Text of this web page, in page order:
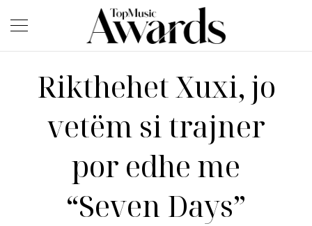
Rikthehet Xuxi, jo
vetëm si trajner
por edhe me
“Seven Days”